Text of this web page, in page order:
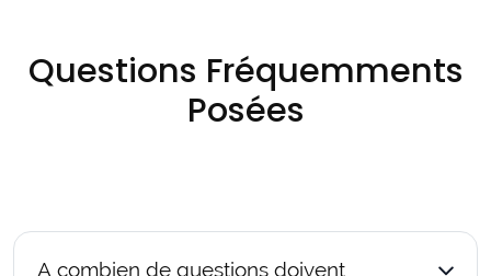
Questions Fréquemments
Posées
A combien de questions doivent